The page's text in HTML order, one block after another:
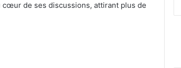
cœur de ses discussions, attirant plus de